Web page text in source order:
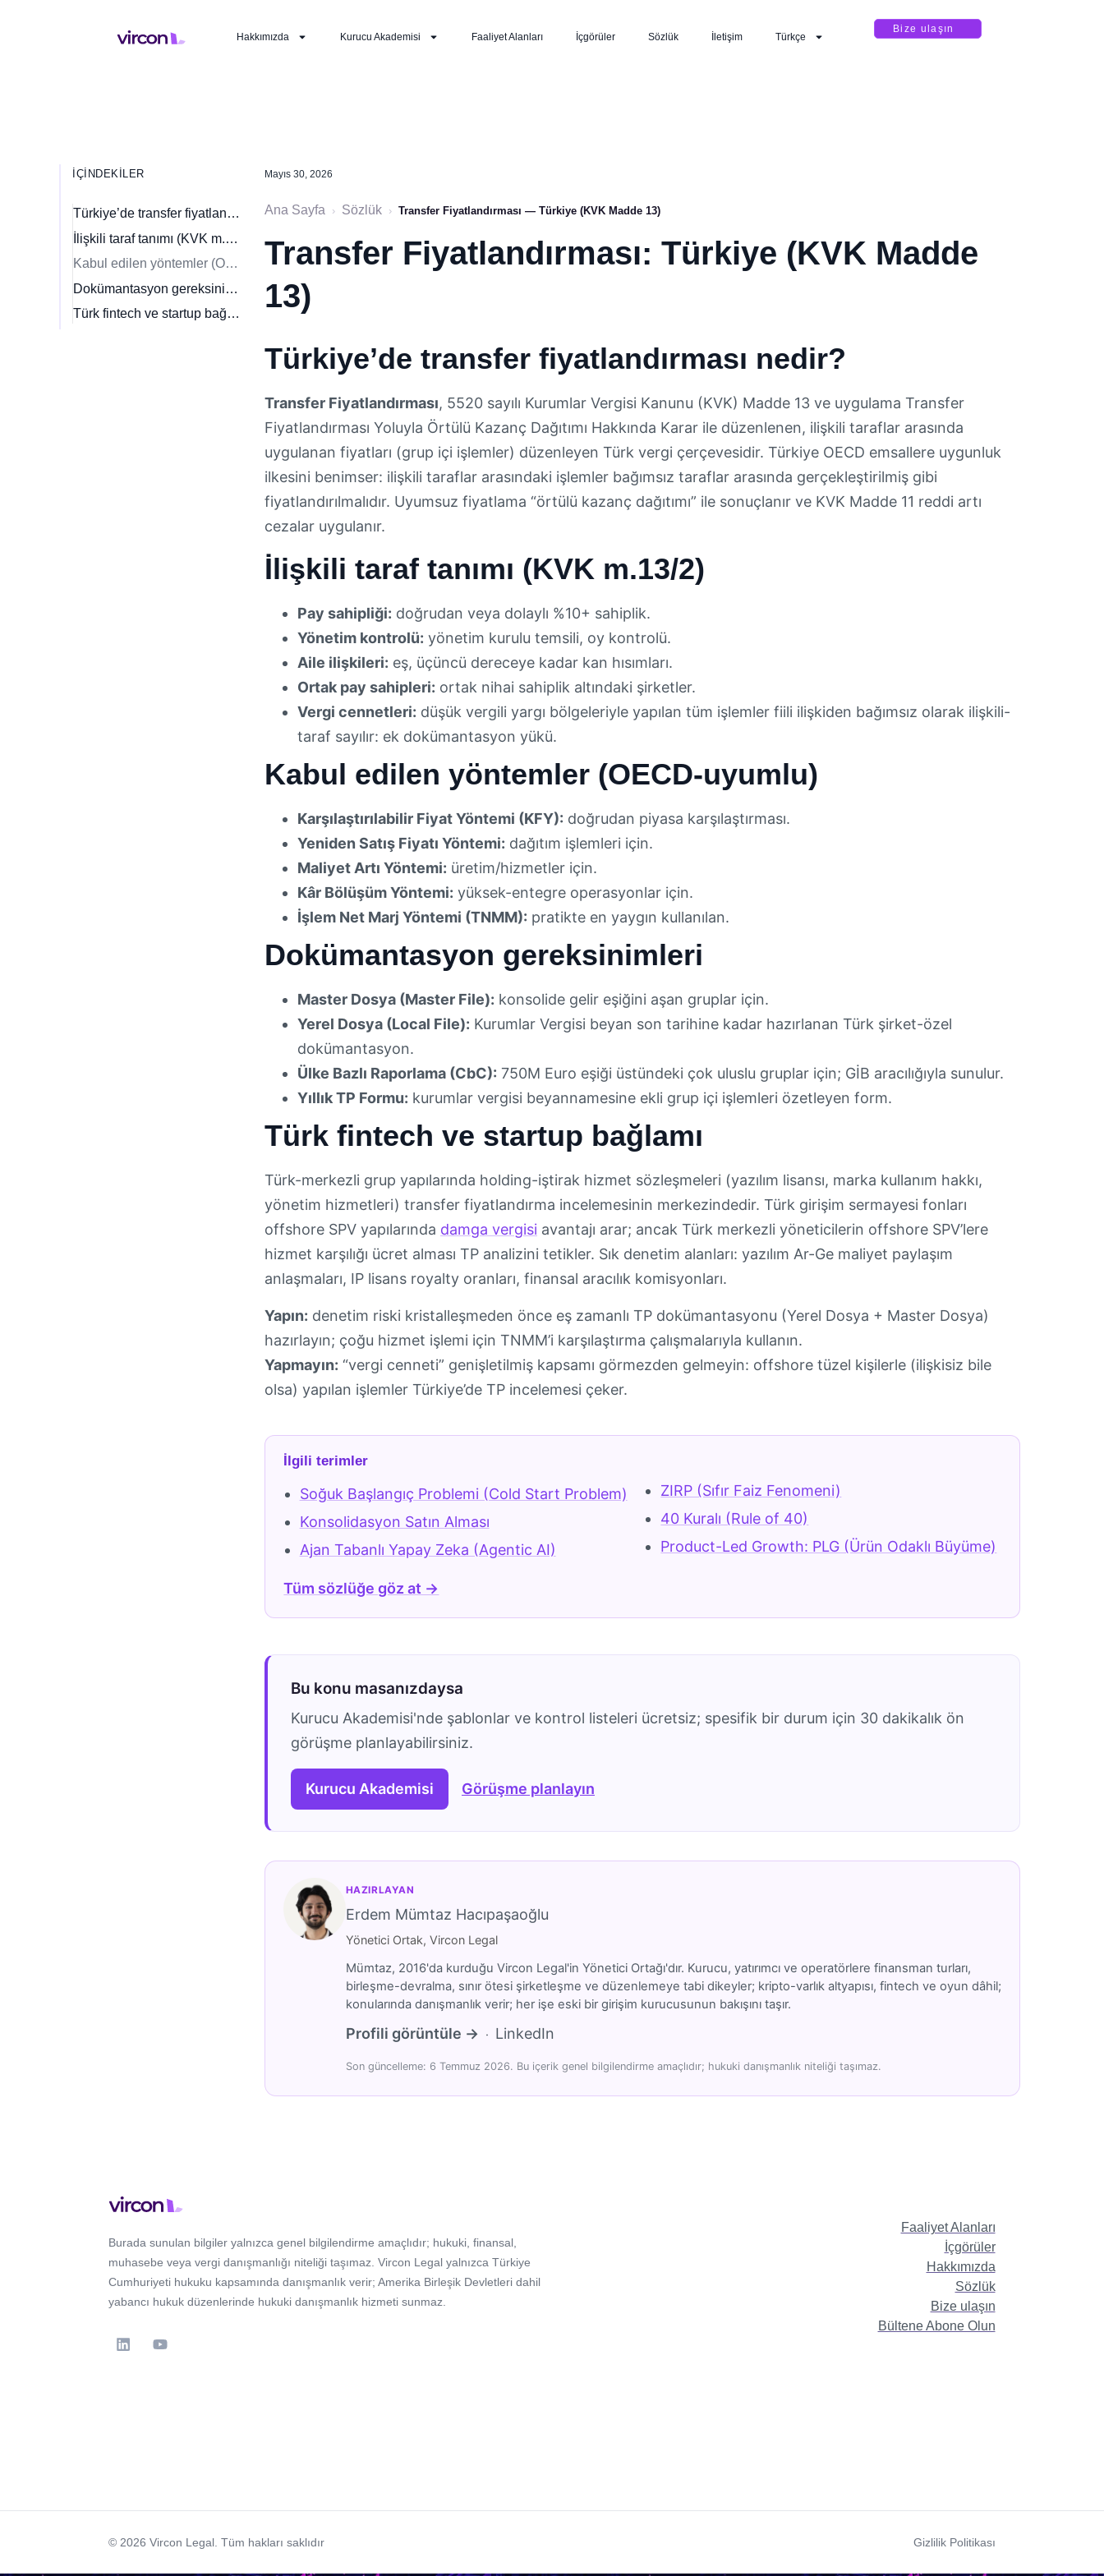
Hakkımızda Kurucu Akademisi Faaliyet Alanları İçgörüler Sözlük İletişim Türkçe
Bize ulaşın
İÇINDEKILER
Türkiye’de transfer fiyatlandırması nedir?
İlişkili taraf tanımı (KVK m.13/2)
Kabul edilen yöntemler (OECD-uyumlu)
Dokümantasyon gereksinimleri
Türk fintech ve startup bağlamı
Mayıs 30, 2026
Ana Sayfa › Sözlük › Transfer Fiyatlandırması — Türkiye (KVK Madde 13)
Transfer Fiyatlandırması: Türkiye (KVK Madde
13)
Türkiye’de transfer fiyatlandırması nedir?
Transfer Fiyatlandırması, 5520 sayılı Kurumlar Vergisi Kanunu (KVK) Madde 13 ve uygulama Transfer
Fiyatlandırması Yoluyla Örtülü Kazanç Dağıtımı Hakkında Karar ile düzenlenen, ilişkili taraflar arasında
uygulanan fiyatları (grup içi işlemler) düzenleyen Türk vergi çerçevesidir. Türkiye OECD emsallere uygunluk
ilkesini benimser: ilişkili taraflar arasındaki işlemler bağımsız taraflar arasında gerçekleştirilmiş gibi
fiyatlandırılmalıdır. Uyumsuz fiyatlama “örtülü kazanç dağıtımı” ile sonuçlanır ve KVK Madde 11 reddi artı
cezalar uygulanır.
İlişkili taraf tanımı (KVK m.13/2)
Pay sahipliği: doğrudan veya dolaylı %10+ sahiplik.
Yönetim kontrolü: yönetim kurulu temsili, oy kontrolü.
Aile ilişkileri: eş, üçüncü dereceye kadar kan hısımları.
Ortak pay sahipleri: ortak nihai sahiplik altındaki şirketler.
Vergi cennetleri: düşük vergili yargı bölgeleriyle yapılan tüm işlemler fiili ilişkiden bağımsız olarak ilişkili-
taraf sayılır: ek dokümantasyon yükü.
Kabul edilen yöntemler (OECD-uyumlu)
Karşılaştırılabilir Fiyat Yöntemi (KFY): doğrudan piyasa karşılaştırması.
Yeniden Satış Fiyatı Yöntemi: dağıtım işlemleri için.
Maliyet Artı Yöntemi: üretim/hizmetler için.
Kâr Bölüşüm Yöntemi: yüksek-entegre operasyonlar için.
İşlem Net Marj Yöntemi (TNMM): pratikte en yaygın kullanılan.
Dokümantasyon gereksinimleri
Master Dosya (Master File): konsolide gelir eşiğini aşan gruplar için.
Yerel Dosya (Local File): Kurumlar Vergisi beyan son tarihine kadar hazırlanan Türk şirket-özel
dokümantasyon.
Ülke Bazlı Raporlama (CbC): 750M Euro eşiği üstündeki çok uluslu gruplar için; GİB aracılığıyla sunulur.
Yıllık TP Formu: kurumlar vergisi beyannamesine ekli grup içi işlemleri özetleyen form.
Türk fintech ve startup bağlamı
Türk-merkezli grup yapılarında holding-iştirak hizmet sözleşmeleri (yazılım lisansı, marka kullanım hakkı,
yönetim hizmetleri) transfer fiyatlandırma incelemesinin merkezindedir. Türk girişim sermayesi fonları
offshore SPV yapılarında damga vergisi avantajı arar; ancak Türk merkezli yöneticilerin offshore SPV’lere
hizmet karşılığı ücret alması TP analizini tetikler. Sık denetim alanları: yazılım Ar-Ge maliyet paylaşım
anlaşmaları, IP lisans royalty oranları, finansal aracılık komisyonları.
Yapın: denetim riski kristalleşmeden önce eş zamanlı TP dokümantasyonu (Yerel Dosya + Master Dosya)
hazırlayın; çoğu hizmet işlemi için TNMM’i karşılaştırma çalışmalarıyla kullanın.
Yapmayın: “vergi cenneti” genişletilmiş kapsamı görmezden gelmeyin: offshore tüzel kişilerle (ilişkisiz bile
olsa) yapılan işlemler Türkiye’de TP incelemesi çeker.
İlgili terimler
Soğuk Başlangıç Problemi (Cold Start Problem)
Konsolidasyon Satın Alması
Ajan Tabanlı Yapay Zeka (Agentic AI)
ZIRP (Sıfır Faiz Fenomeni)
40 Kuralı (Rule of 40)
Product-Led Growth: PLG (Ürün Odaklı Büyüme)
Tüm sözlüğe göz at →
Bu konu masanızdaysa
Kurucu Akademisi'nde şablonlar ve kontrol listeleri ücretsiz; spesifik bir durum için 30 dakikalık ön
görüşme planlayabilirsiniz.
Kurucu Akademisi Görüşme planlayın
HAZIRLAYAN
Erdem Mümtaz Hacıpaşaoğlu
Yönetici Ortak, Vircon Legal
Mümtaz, 2016'da kurduğu Vircon Legal'in Yönetici Ortağı'dır. Kurucu, yatırımcı ve operatörlere finansman turları,
birleşme-devralma, sınır ötesi şirketleşme ve düzenlemeye tabi dikeyler; kripto-varlık altyapısı, fintech ve oyun dâhil;
konularında danışmanlık verir; her işe eski bir girişim kurucusunun bakışını taşır.
Profili görüntüle → · LinkedIn
Son güncelleme: 6 Temmuz 2026. Bu içerik genel bilgilendirme amaçlıdır; hukuki danışmanlık niteliği taşımaz.
Burada sunulan bilgiler yalnızca genel bilgilendirme amaçlıdır; hukuki, finansal,
muhasebe veya vergi danışmanlığı niteliği taşımaz. Vircon Legal yalnızca Türkiye
Cumhuriyeti hukuku kapsamında danışmanlık verir; Amerika Birleşik Devletleri dahil
yabancı hukuk düzenlerinde hukuki danışmanlık hizmeti sunmaz.
Faaliyet Alanları
İçgörüler
Hakkımızda
Sözlük
Bize ulaşın
Bültene Abone Olun
© 2026 Vircon Legal. Tüm hakları saklıdır Gizlilik Politikası